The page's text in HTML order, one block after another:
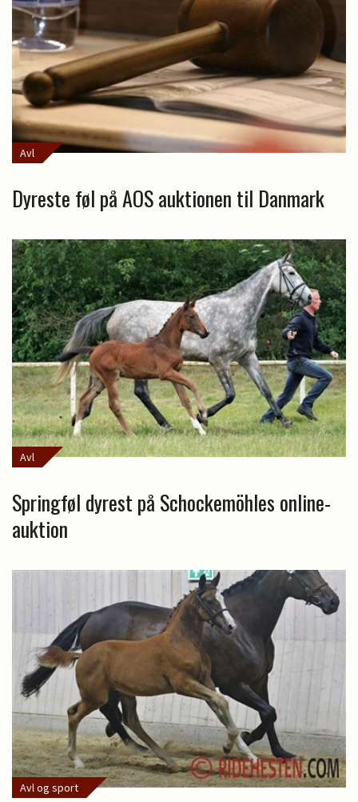
Avl
Dyreste føl på AOS auktionen til Danmark
Avl
Springføl dyrest på Schockemöhles online-
auktion
Avl og sport